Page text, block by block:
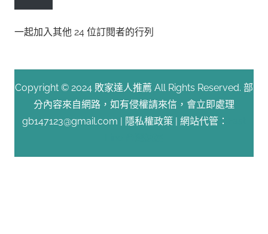
址
一起加入其他 24 位訂閱者的行列
Copyright © 2024 敗家達人推薦 All Rights Reserved. 部
分內容來自網路，如有侵權請來信，會立即處理
gb147123@gmail.com | 隱私權政策 | 網站代管：